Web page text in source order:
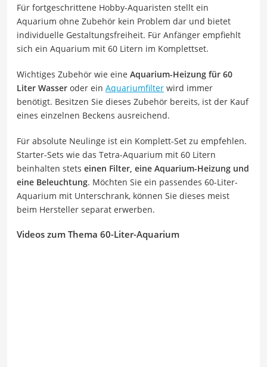
Für fortgeschrittene Hobby-Aquaristen stellt ein
Aquarium ohne Zubehör kein Problem dar und bietet
individuelle Gestaltungsfreiheit. Für Anfänger empfiehlt
sich ein Aquarium mit 60 Litern im Komplettset.
Wichtiges Zubehör wie eine Aquarium-Heizung für 60
Liter Wasser oder ein Aquariumfilter wird immer
benötigt. Besitzen Sie dieses Zubehör bereits, ist der Kauf
eines einzelnen Beckens ausreichend.
Für absolute Neulinge ist ein Komplett-Set zu empfehlen.
Starter-Sets wie das Tetra-Aquarium mit 60 Litern
beinhalten stets einen Filter, eine Aquarium-Heizung und
eine Beleuchtung. Möchten Sie ein passendes 60-Liter-
Aquarium mit Unterschrank, können Sie dieses meist
beim Hersteller separat erwerben.
Videos zum Thema 60-Liter-Aquarium